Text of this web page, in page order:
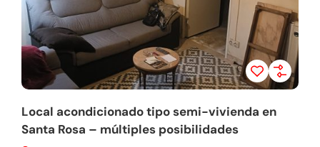
Local acondicionado tipo semi-vivienda en
Santa Rosa – múltiples posibilidades